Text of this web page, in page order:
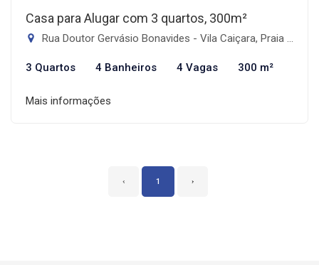
Casa para Alugar com 3 quartos, 300m²
Rua Doutor Gervásio Bonavides - Vila Caiçara, Praia Grande-SP
3 Quartos 4 Banheiros 4 Vagas 300 m²
Mais informações
‹ 1 ›